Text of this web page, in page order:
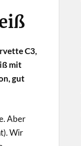
C3,
mit
gut
Aber
Wir